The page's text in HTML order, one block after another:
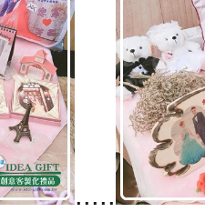
.....